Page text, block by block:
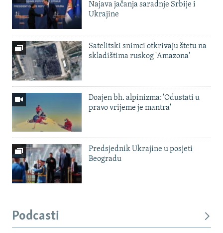
Najava jačanja saradnje Srbije i
Ukrajine
Satelitski snimci otkrivaju štetu na
skladištima ruskog 'Amazona'
Doajen bh. alpinizma: 'Odustati u
pravo vrijeme je mantra'
Predsjednik Ukrajine u posjeti
Beogradu
Podcasti